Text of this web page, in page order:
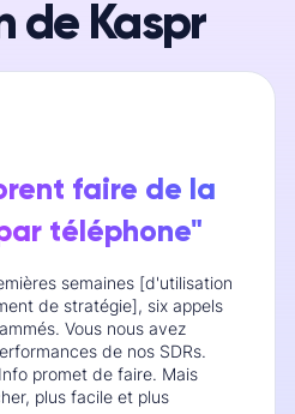
de Kaspr
faire de la
téléphone"
semaines [d'utilisation
de stratégie], six appels
Vous nous avez
de nos SDRs.
promet de faire. Mais
plus facile et plus